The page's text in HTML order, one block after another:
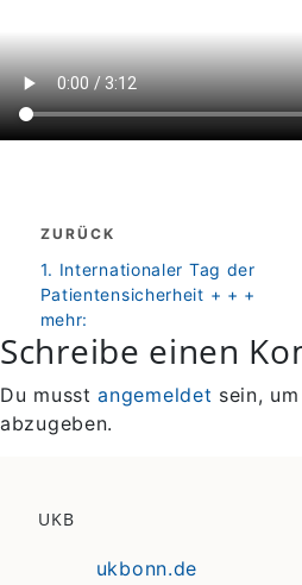
ZURÜCK
zurück
1. Internationaler Tag der
Patientensicherheit + + +
mehr:
Schreibe einen
Du musstangemeldet sein,
abzugeben.
UKB
ukbonn.de